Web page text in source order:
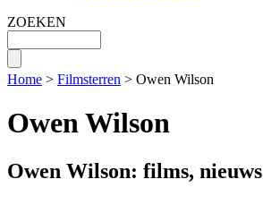
ZOEKEN
Home > Filmsterren > Owen Wilson
Owen Wilson
Owen Wilson: films, nieuws